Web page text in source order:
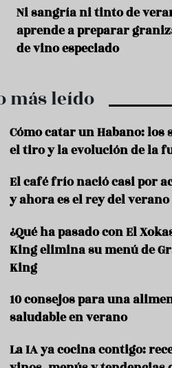
Ni sangría ni tinto de
aprende a preparar
de vino especiado
más leído
Cómo catar un Habano: los
el tiro y la evolución de la
El café frío nació casi por
y ahora es el rey del verano
¿Qué ha pasado con El
King elimina su menú de
King
10 consejos para una
saludable en verano
La IA ya cocina contigo: